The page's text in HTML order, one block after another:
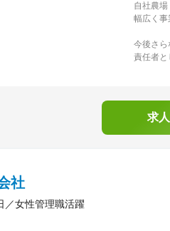
自社農
幅広く事
今後さら
責任者と
求
社
／女性管理職活躍